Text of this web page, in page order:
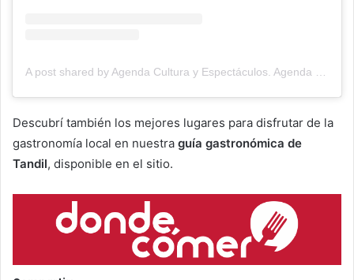
A post shared by Agenda Cultura y Espectáculos. Agenda Cultural Tandil. (@agendacye)
Descubrí también los mejores lugares para disfrutar de la
gastronomía local en nuestra guía gastronómica de
Tandil, disponible en el sitio.